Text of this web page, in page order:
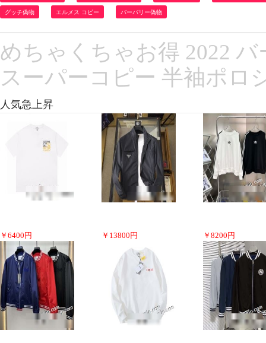
グッチ偽物 エルメス コピー バーバリー偽物
めちゃくちゃお得 2022
スーパーコピー 半袖ポロ
人気急上昇
￥ 6400 円 ￥ 13800 円 ￥ 8200 円